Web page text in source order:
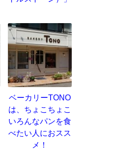
ベーカリーTONO
は、ちょこちょこ
いろんなパンを食
べたい人におスス
メ！